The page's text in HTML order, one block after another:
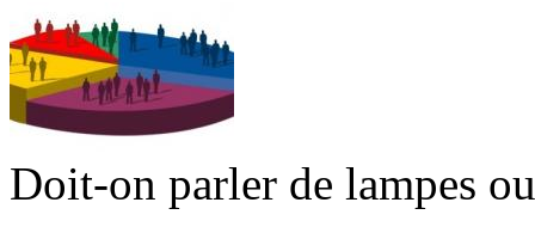
Doit-on parler de lampes